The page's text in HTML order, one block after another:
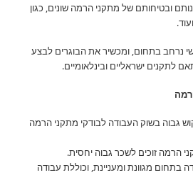
ובטיחותם של מתקני הרמה שונים, כגון
נרחב בתחום, ומכשיר את הבוגרים לבצע
לתקנים ישראליים ובינלאומיים.
גבוה בשוק העבודה לבודקי מתקני הרמה
הרמה זוכים לשכר גבוה יחסית.
בתחום מגוונת ומעניינת, וכוללת עבודה